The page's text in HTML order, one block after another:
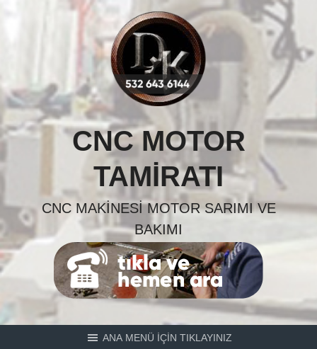
CNC MOTOR
TAMIRATI
CNC MAKINESI MOTOR SARIMI VE
BAKIMI
ANA MENÜ İÇİN TIKLAYINIZ